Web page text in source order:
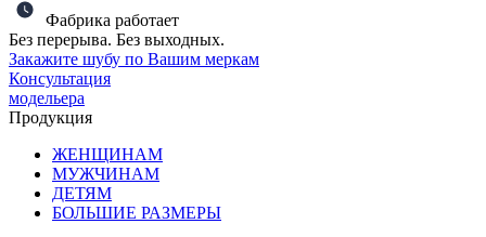
Фабрика работает
Без перерыва. Без выходных.
Закажите шубу по Вашим меркам
Консультация
модельера
Продукция
ЖЕНЩИНАМ
МУЖЧИНАМ
ДЕТЯМ
БОЛЬШИЕ РАЗМЕРЫ